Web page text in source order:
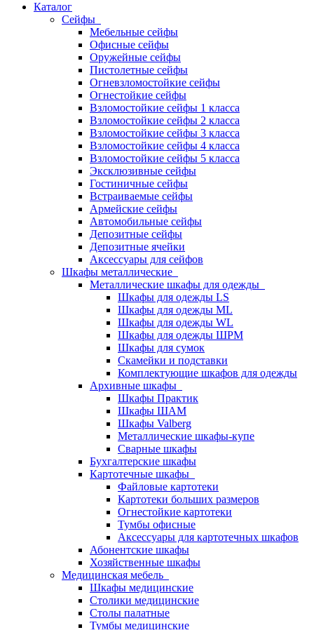
Каталог
Сейфы
Мебельные сейфы
Офисные сейфы
Оружейные сейфы
Пистолетные сейфы
Огневзломостойкие сейфы
Огнестойкие сейфы
Взломостойкие сейфы 1 класса
Взломостойкие сейфы 2 класса
Взломостойкие сейфы 3 класса
Взломостойкие сейфы 4 класса
Взломостойкие сейфы 5 класса
Эксклюзивные сейфы
Гостиничные сейфы
Встраиваемые сейфы
Армейские сейфы
Автомобильные сейфы
Депозитные сейфы
Депозитные ячейки
Аксессуары для сейфов
Шкафы металлические
Металлические шкафы для одежды
Шкафы для одежды LS
Шкафы для одежды ML
Шкафы для одежды WL
Шкафы для одежды ШРМ
Шкафы для сумок
Скамейки и подставки
Комплектующие шкафов для одежды
Архивные шкафы
Шкафы Практик
Шкафы ШАМ
Шкафы Valberg
Металлические шкафы-купе
Сварные шкафы
Бухгалтерские шкафы
Картотечные шкафы
Файловые картотеки
Картотеки больших размеров
Огнестойкие картотеки
Тумбы офисные
Аксессуары для картотечных шкафов
Абонентские шкафы
Хозяйственные шкафы
Медицинская мебель
Шкафы медицинские
Столики медицинские
Столы палатные
Тумбы медицинские